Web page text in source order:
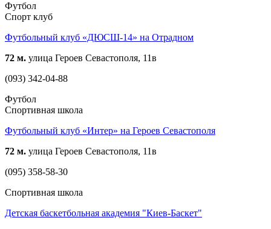
Футбол
Спорт клуб
Футбольный клуб «ДЮСШ-14» на Отрадном
72 м. улица Героев Севастополя, 11в
(093) 342-04-88
Футбол
Спортивная школа
Футбольный клуб «Интер» на Героев Севастополя
72 м. улица Героев Севастополя, 11в
(095) 358-58-30
Спортивная школа
Детская баскетбольная академия "Киев-Баскет"